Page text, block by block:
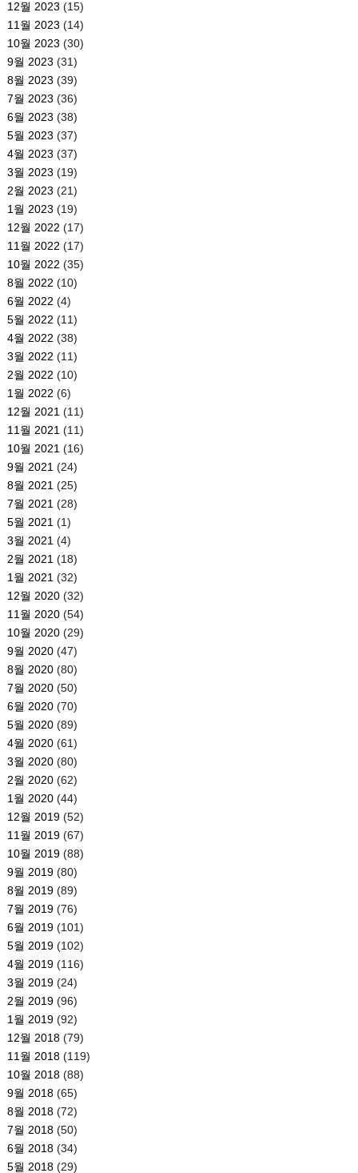
12월 2023 (15)
11월 2023 (14)
10월 2023 (30)
9월 2023 (31)
8월 2023 (39)
7월 2023 (36)
6월 2023 (38)
5월 2023 (37)
4월 2023 (37)
3월 2023 (19)
2월 2023 (21)
1월 2023 (19)
12월 2022 (17)
11월 2022 (17)
10월 2022 (35)
8월 2022 (10)
6월 2022 (4)
5월 2022 (11)
4월 2022 (38)
3월 2022 (11)
2월 2022 (10)
1월 2022 (6)
12월 2021 (11)
11월 2021 (11)
10월 2021 (16)
9월 2021 (24)
8월 2021 (25)
7월 2021 (28)
5월 2021 (1)
3월 2021 (4)
2월 2021 (18)
1월 2021 (32)
12월 2020(32)
11월 2020(54)
10월 2020(29)
9월 2020(47)
8월 2020(80)
7월 2020(50)
6월 2020(70)
5월 2020(89)
4월 2020(61)
3월 2020(80)
2월 2020(62)
1월 2020(44)
12월 2019(52)
11월 2019(67)
10월 2019(88)
9월 2019(80)
8월 2019(89)
7월 2019(76)
6월 2019(101)
5월 2019(102)
4월 2019(116)
3월 2019(24)
2월 2019(96)
1월 2019(92)
12월 2018(79)
11월 2018(119)
10월 2018(88)
9월 2018(65)
8월 2018(72)
7월 2018(50)
6월 2018(34)
5월 2018(29)